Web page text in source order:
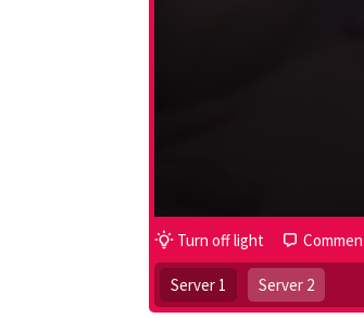
Turn off light
Server 1 Server 2